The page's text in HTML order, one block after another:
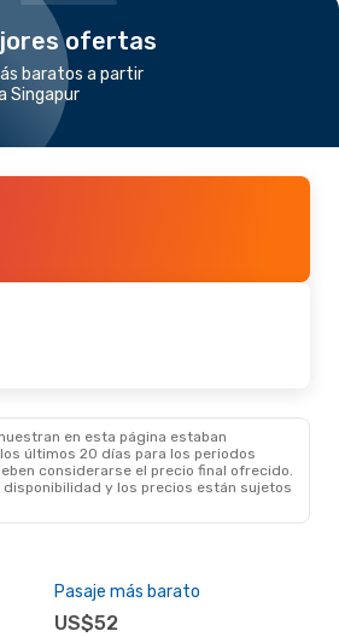
ofertas
baratos a partir
Singapur
en esta página estaban
últimos 20 días para los periodos
considerarse el precio final ofrecido.
disponibilidad y los precios están sujetos
Pasaje más barato
US$52